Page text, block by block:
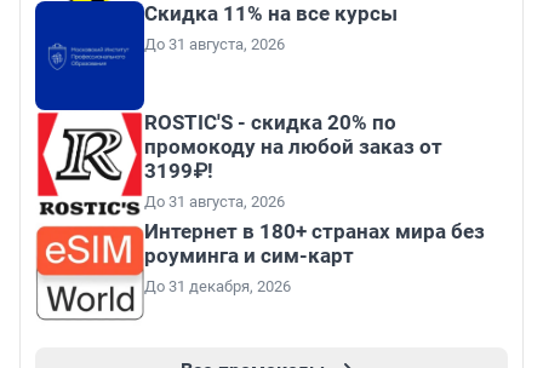
Скидка 11% на все курсы
До 31 августа, 2026
ROSTIC'S - скидка 20% по
промокоду на любой заказ от
3199₽!
До 31 августа, 2026
Интернет в 180+ странах мира без
роуминга и сим-карт
До 31 декабря, 2026